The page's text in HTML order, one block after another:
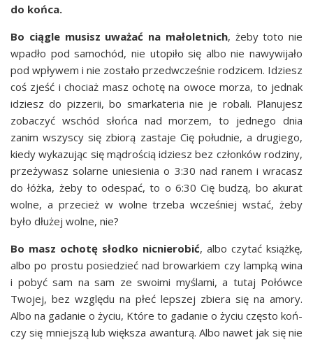
do końca.
Bo cią­gle musisz uwa­żać na mało­let­nich, żeby toto nie
wpa­dło pod samo­chód, nie uto­pi­ło się albo nie nawy­wi­ja­ło
pod wpły­wem i nie zosta­ło przed­wcze­śnie rodzi­cem. Idziesz
coś zjeść i cho­ciaż masz ocho­tę na owo­ce morza, to jed­nak
idziesz do piz­ze­rii, bo smar­ka­te­ria nie je roba­li. Pla­nu­jesz
zoba­czyć wschód słoń­ca nad morzem, to jed­ne­go dnia
zanim wszy­scy się zbio­rą zasta­je Cię połu­dnie, a dru­gie­go,
kie­dy wyka­zu­jąc się mądro­ścią idziesz bez człon­ków rodzi­ny,
prze­ży­wasz solar­ne unie­sie­nia o 3:30 nad ranem i wra­casz
do łóż­ka, żeby to ode­spać, to o 6:30 Cię budzą, bo aku­rat
wol­ne, a prze­cież w wol­ne trze­ba wcze­śniej wstać, żeby
było dłu­żej wol­ne, nie?
Bo masz ocho­tę słod­ko nic­nie­ro­bić, albo czy­tać książ­kę,
albo po pro­stu posie­dzieć nad bro­war­kiem czy lamp­ką wina
i pobyć sam na sam ze swo­imi myśla­mi, a tutaj Połów­ce
Two­jej, bez wzglę­du na płeć lep­szej zbie­ra się na amo­ry.
Albo na gada­nie o życiu, Któ­re to gada­nie o życiu czę­sto koń­
czy się mniej­szą lub więk­sza awan­tu­rą. Albo nawet jak się nie